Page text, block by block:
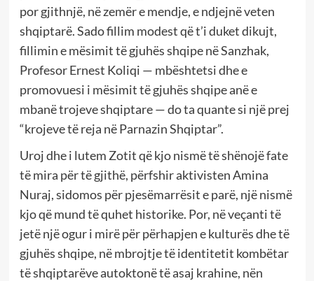
por gjithnjë, në zemër e mendje, e ndjejnë veten
shqiptarë. Sado fillim modest që t’i duket dikujt,
fillimin e mësimit të gjuhës shqipe në Sanzhak,
Profesor Ernest Koliqi — mbështetsi dhe e
promovuesi i mësimit të gjuhës shqipe anë e
mbanë trojeve shqiptare — do ta quante si një prej
“krojeve të reja në Parnazin Shqiptar”.
Uroj dhe i lutem Zotit që kjo nismë të shënojë fate
të mira për të gjithë, përfshir aktivisten Amina
Nuraj, sidomos për pjesëmarrësit e parë, një nismë
kjo që mund të quhet historike. Por, në veçanti të
jetë një ogur i mirë për përhapjen e kulturës dhe të
gjuhës shqipe, në mbrojtje të identitetit kombëtar
të shqiptarëve autoktonë të asaj krahine, nën